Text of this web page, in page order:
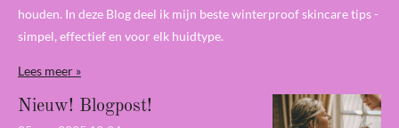
houden. In deze Blog deel ik mijn beste winterproof skincare tips -
simpel, effectief en voor elk huidtype.
Lees meer »
Nieuw! Blogpost!